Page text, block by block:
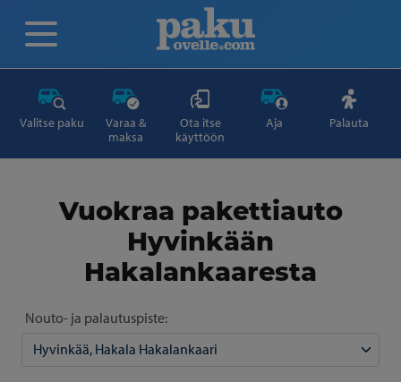
Valitse paku
Varaa &
maksa
Ota itse
käyttöön
Aja Palauta
Vuokraa pakettiauto
Hyvinkään
Hakalankaaresta
Nouto- ja palautuspiste: